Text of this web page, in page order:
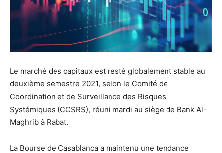
Le marché des capitaux est resté globalement stable au
deuxième semestre 2021, selon le Comité de
Coordination et de Surveillance des Risques
Systémiques (CCSRS), réuni mardi au siège de Bank Al-
Maghrib à Rabat.
La Bourse de Casablanca a maintenu une tendance